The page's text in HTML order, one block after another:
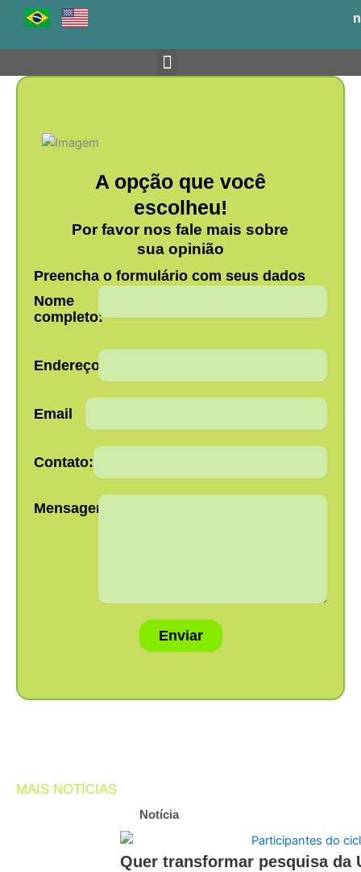
o
A opção que você
escolheu!
Por favor nos fale mais sobre
sua opinião
Preencha o formulário com seus dados
Nome
completo:
Endereço:
Email
Contato:
Mensagem:
Enviar
MAIS NOTÍCIAS
Notícia
Quer transformar pesquisa da